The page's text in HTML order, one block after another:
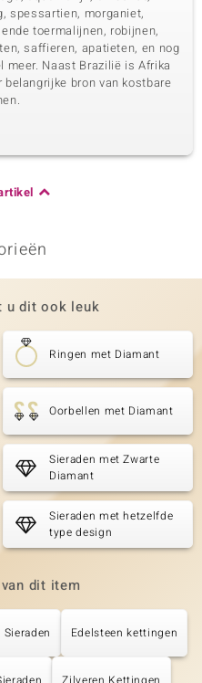
spessartien, morganiet,
toermalijnen, robijnen,
saffieren, apatieten, en nog
meer. Naast Brazilië is Afrika
belangrijke bron van kostbare
u dit ook leuk
Ringen met Diamant
Oorbellen met Diamant
Sieraden met Zwarte
Diamant
Sieraden met hetzelfde
type design
dit item
Edelsteen kettingen